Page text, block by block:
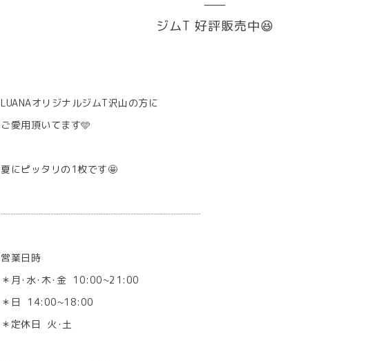
ジムT 好評販売中😆
LUANAオリジナルジムT沢山の方に
ご愛用頂いてます🩵
夏にピッタリの1枚です🤩
┈┈┈┈┈┈┈┈┈┈┈┈┈┈┈┈┈┈┈┈
営業日時
＊月･水･木･金 10:00~21:00
＊日 14:00~18:00
＊定休日 火･土